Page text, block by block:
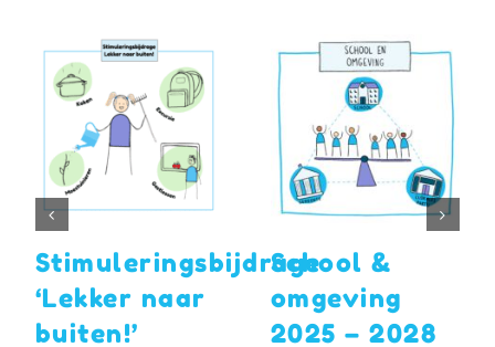
Stimuleringsbijdrage
‘Lekker naar
buiten!’
School &
omgeving
2025 – 2028